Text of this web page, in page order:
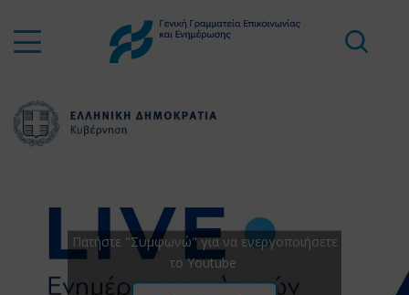
Πατήστε "Συμφωνώ" για να ενεργοποιήσετε
το Youtube